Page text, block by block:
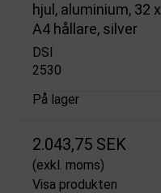
hjul, aluminium, 32 x
A4 hållare, silver
DSI
2530
På lager
2.043,75 SEK
(exkl. moms)
Visa produkten